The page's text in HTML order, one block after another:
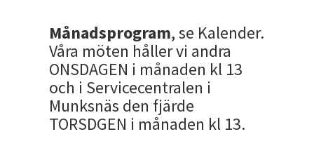
Månadsprogram, se Kalender.
Våra möten håller vi andra
ONSDAGEN i månaden kl 13
och i Servicecentralen i
Munksnäs den fjärde
TORSDGEN i månaden kl 13.